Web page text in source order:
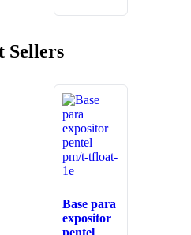
Sellers
Base para
expositor